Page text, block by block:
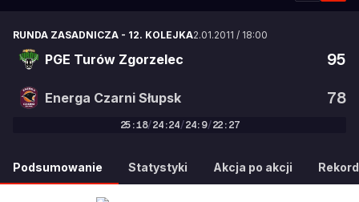
RUNDA ZASADNICZA - 12. KOLEJKA2.01.2011 / 18:00
PGE Turów Zgorzelec 95
78
Energa Czarni Słupsk
25 :18/24:24/24: 9/22 : 27
95:78
Podsumowanie Statystyki Akcja po akcji